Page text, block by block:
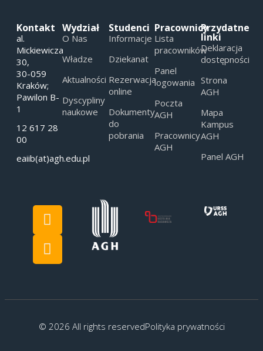
Kontakt
al.
Mickiewicza
30,
30-059
Kraków;
Pawilon B-
1
12 617 28
00
eaiib(at)agh.edu.pl
Wydział
O Nas
Władze
Aktualności
Dyscypliny
naukowe
Studenci
Informacje
Dziekanat
Rezerwacja
online
Dokumenty
do
pobrania
Pracownicy
Lista
pracowników
Panel
logowania
Poczta
AGH
Pracownicy
AGH
Przydatne
linki
Deklaracja
dostępności
Strona
AGH
Mapa
Kampus
AGH
Panel AGH
© 2026 All rights reservedPolityka prywatności